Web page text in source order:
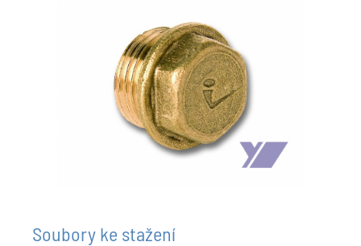
Soubory ke stažení